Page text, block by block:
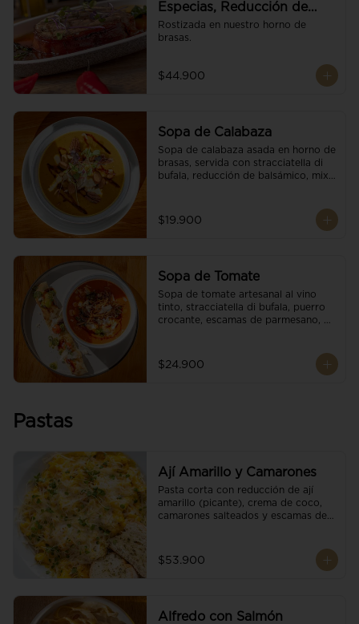
Especias, Reducción de
Panela y Vino
Rostizada en nuestro horno de
brasas.
$44.900
Sopa de Calabaza
Sopa de calabaza asada en horno de
brasas, servida con stracciatella di
bufala, reducción de balsámico, mix
$19.900
Sopa de Tomate
Sopa de tomate artesanal al vino
tinto, stracciatella di bufala, puerro
crocante, escamas de parmesano,
Acompañado de un tostón de pan
focaccia.
$24.900
Pastas
Ají Amarillo y Camarones
Pasta corta con reducción de ají
amarillo (picante), crema de coco,
camarones salteados y escamas de
$53.900
Alfredo con Salmón